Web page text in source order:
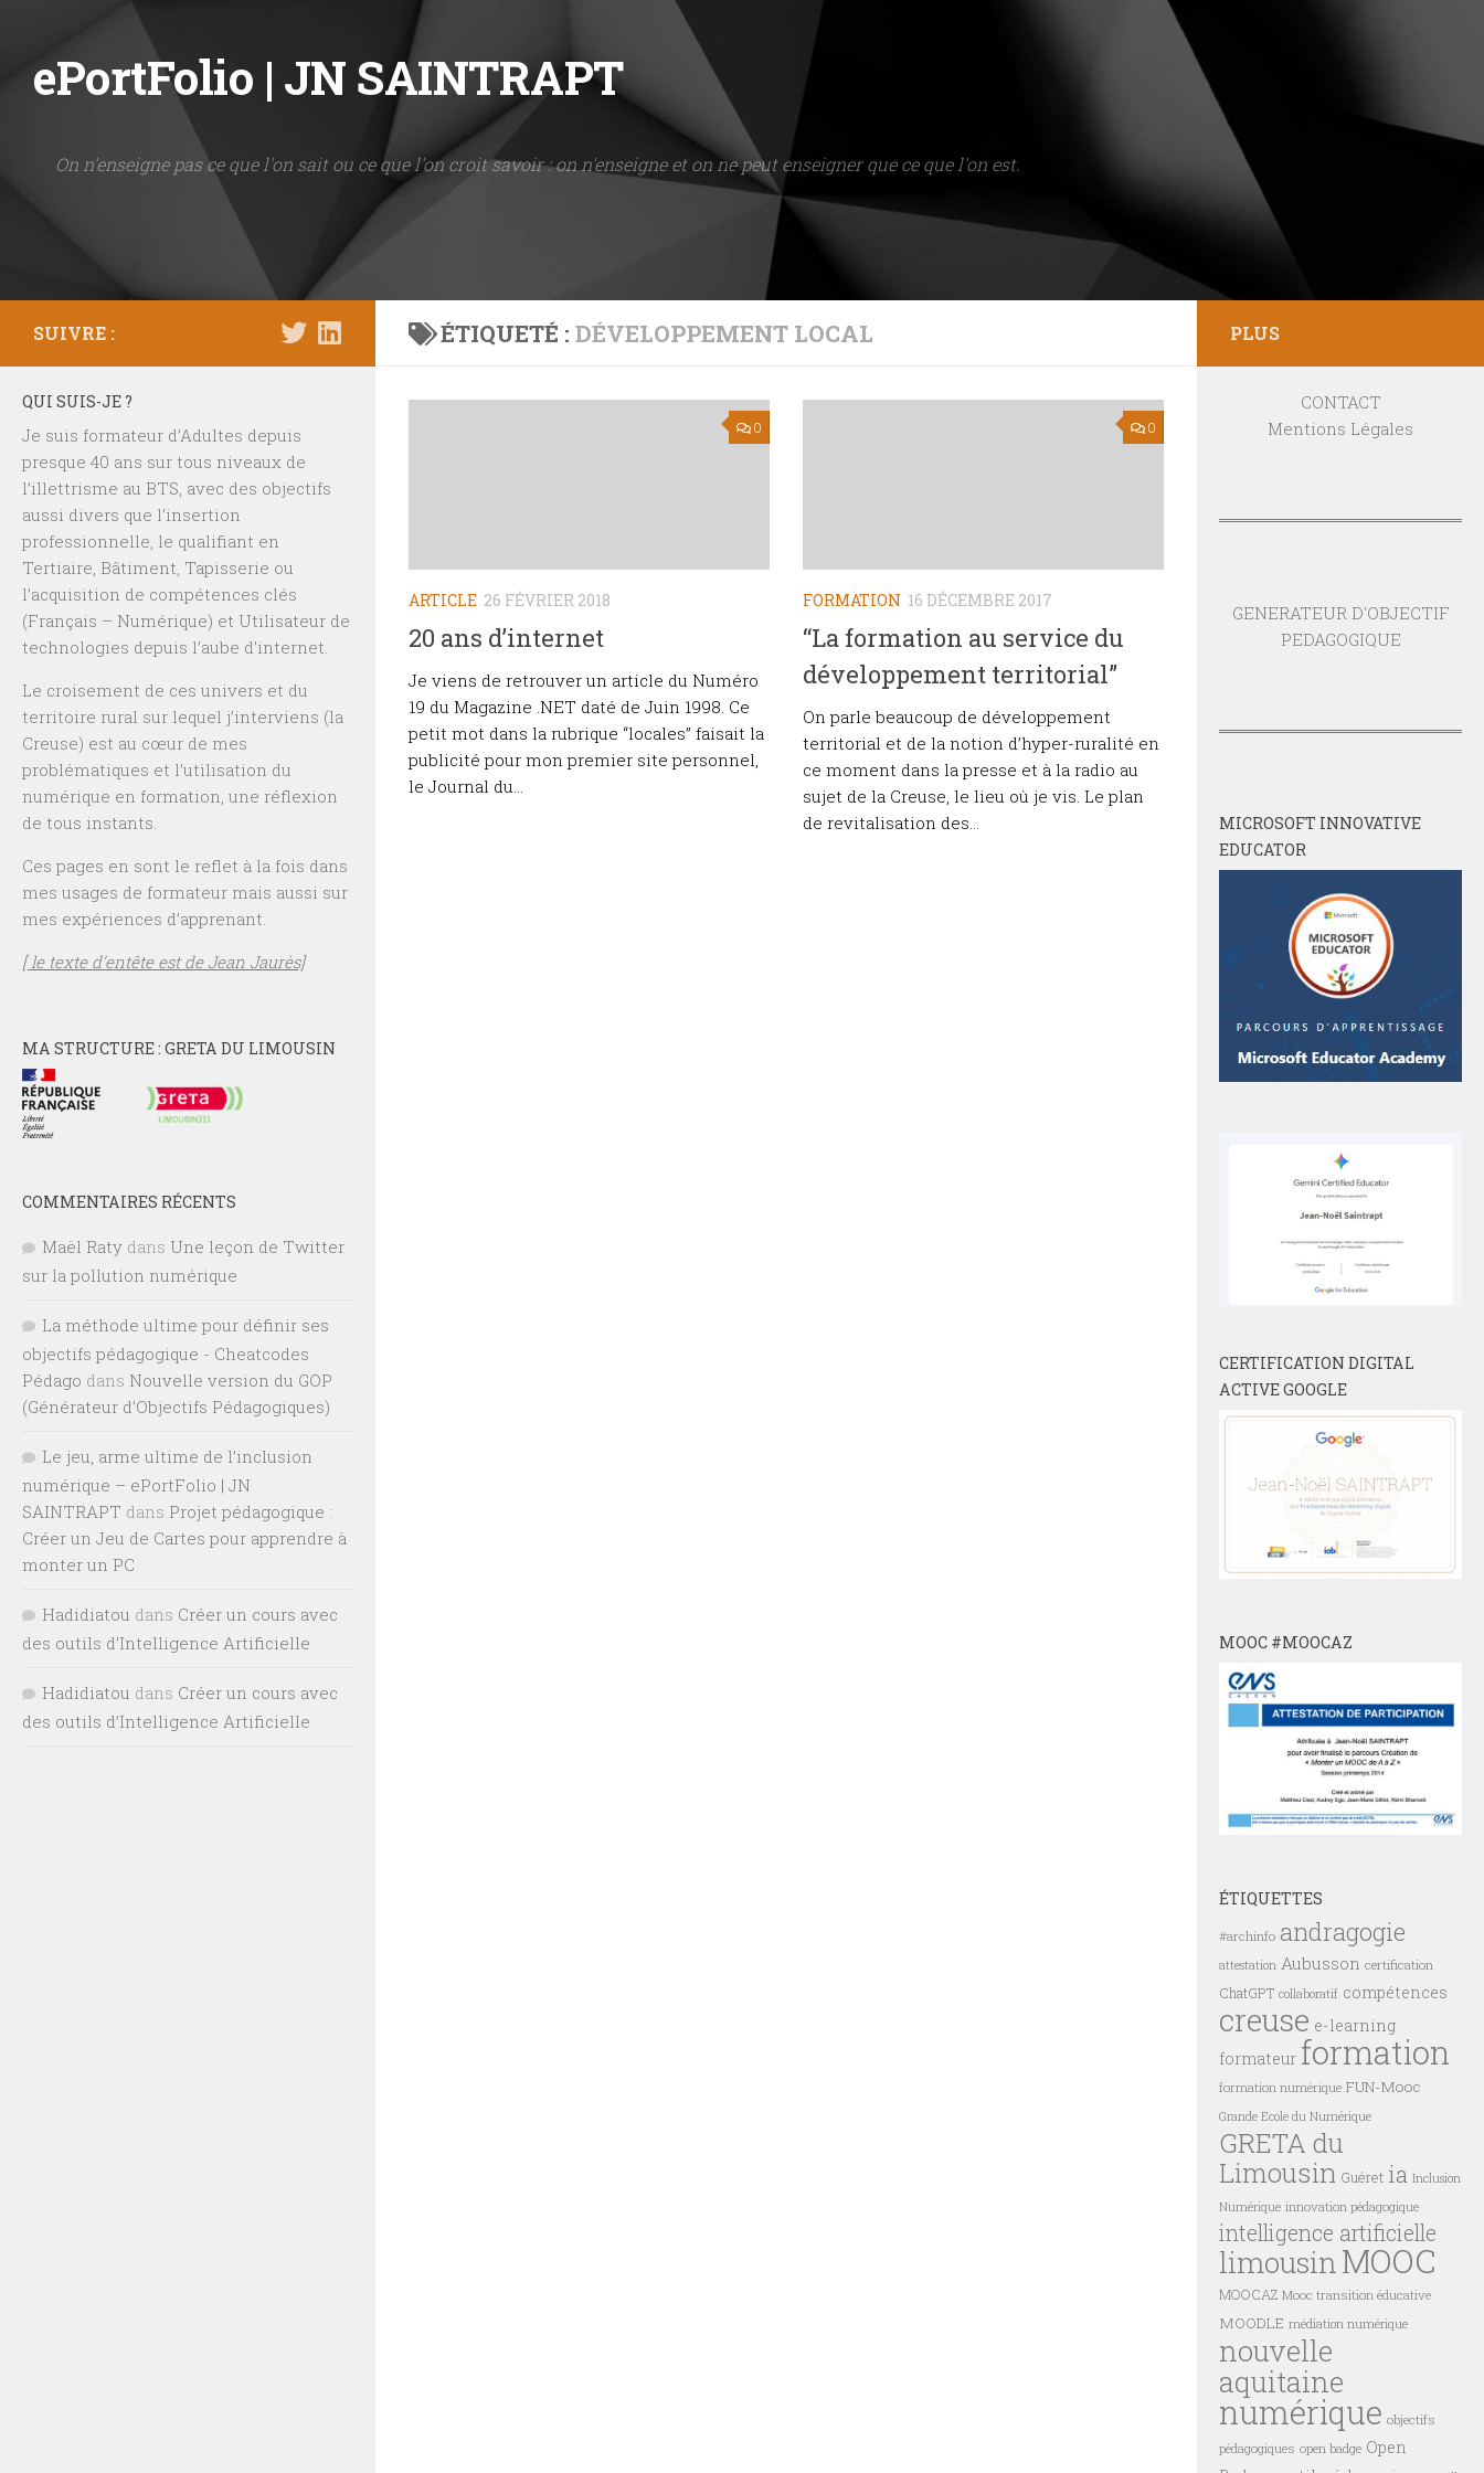
Skip to content
ePortFolio | JN SAINTRAPT
On n'enseigne pas ce que l'on sait ou ce que l'on croit savoir : on n'enseigne et on ne peut enseigner que ce que l'on est.
ÉTIQUETÉ : DÉVELOPPEMENT LOCAL
0
ARTICLE 26 FÉVRIER 2018
20 ans d’internet
Je viens de retrouver un article du Numéro
19 du Magazine .NET daté de Juin 1998. Ce
petit mot dans la rubrique “locales” faisait la
publicité pour mon premier site personnel,
le Journal du...
0
FORMATION 16 DÉCEMBRE 2017
“La formation au service du
développement territorial”
On parle beaucoup de développement
territorial et de la notion d’hyper-ruralité en
ce moment dans la presse et à la radio au
sujet de la Creuse, le lieu où je vis. Le plan
de revitalisation des...
SUIVRE :
QUI SUIS-JE ?
Je suis formateur d’Adultes depuis
presque 40 ans sur tous niveaux de
l’illettrisme au BTS, avec des objectifs
aussi divers que l’insertion
professionnelle, le qualifiant en
Tertiaire, Bâtiment, Tapisserie ou
l’acquisition de compétences clés
(Français – Numérique) et Utilisateur de
technologies depuis l’aube d’internet.
Le croisement de ces univers et du
territoire rural sur lequel j’interviens (la
Creuse) est au cœur de mes
problématiques et l’utilisation du
numérique en formation, une réflexion
de tous instants.
Ces pages en sont le reflet à la fois dans
mes usages de formateur mais aussi sur
mes expériences d’apprenant.
[ le texte d’entête est de Jean Jaurès]
MA STRUCTURE : GRETA DU LIMOUSIN
COMMENTAIRES RÉCENTS
Maël Raty dans Une leçon de Twitter
sur la pollution numérique
La méthode ultime pour définir ses
objectifs pédagogique - Cheatcodes
Pédago dans Nouvelle version du GOP
(Générateur d’Objectifs Pédagogiques)
Le jeu, arme ultime de l’inclusion
numérique – ePortFolio | JN
SAINTRAPT dans Projet pédagogique :
Créer un Jeu de Cartes pour apprendre à
monter un PC
Hadidiatou dans Créer un cours avec
des outils d’Intelligence Artificielle
Hadidiatou dans Créer un cours avec
des outils d’Intelligence Artificielle
PLUS
CONTACT
Mentions Légales
GENERATEUR D'OBJECTIF
PEDAGOGIQUE
MICROSOFT INNOVATIVE
EDUCATOR
CERTIFICATION DIGITAL
ACTIVE GOOGLE
MOOC #MOOCAZ
ÉTIQUETTES
#archinfo andragogie
attestation Aubusson certification
ChatGPT collaboratif compétences
creuse e-learning
formateur formation
formation numérique FUN-Mooc
Grande Ecole du Numérique
GRETA du
Limousin Guéret ia Inclusion
Numérique innovation pédagogique
intelligence artificielle
limousin MOOC
MOOCAZ Mooc transition éducative
MOODLE médiation numérique
nouvelle
aquitaine
numérique objectifs
pédagogiques open badge Open